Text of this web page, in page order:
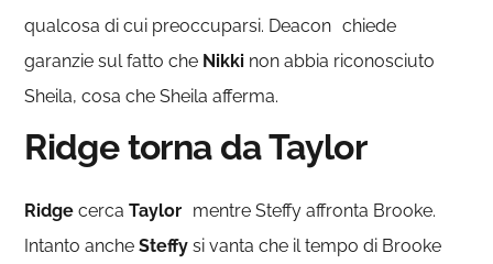
qualcosa di cui preoccuparsi. Deacon chiede
garanzie sul fatto che Nikki non abbia riconosciuto
Sheila, cosa che Sheila afferma.
Ridge torna da Taylor
Ridge cercaTaylor mentre Steffy affronta Brooke.
Intanto ancheSteffy si vanta che il tempo di Brooke